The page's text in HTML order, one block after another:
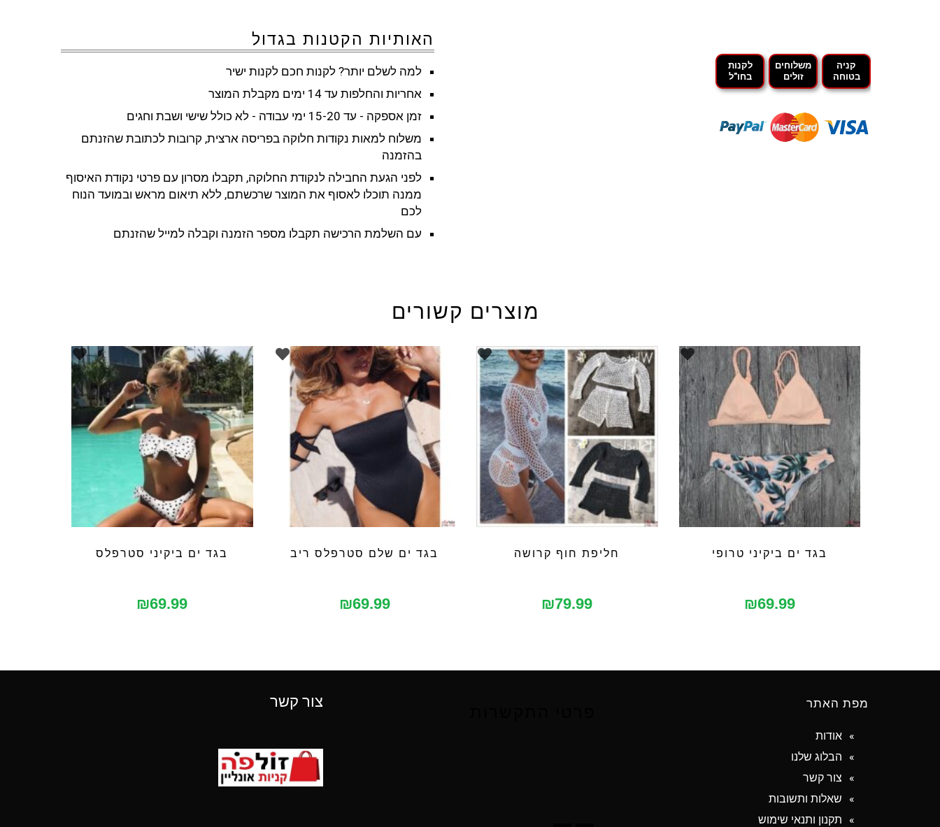
האותיות הקטנות בגדול
למה לשלם יותר? לקנות חכם לקנות ישיר
אחריות והחלפות עד 14 ימים מקבלת המוצר
זמן אספקה - עד 15-20 ימי עבודה - לא כולל שישי ושבת וחגים
משלוח למאות נקודות חלוקה בפריסה ארצית, קרובות לכתובת שהזנתם
בהזמנה
לפני הגעת החבילה לנקודת החלוקה, תקבלו מסרון עם פרטי נקודת האיסוף
ממנה תוכלו לאסוף את המוצר שרכשתם, ללא תיאום מראש ובמועד הנוח
לכם
עם השלמת הרכישה תקבלו מספר הזמנה וקבלה למייל שהזנתם
קניה
בטוחה
משלוחים
זולים
לקנות
בחו"ל
מוצרים קשורים
בגד ים ביקיני טרופי
₪69.99
חליפת חוף קרושה
₪79.99
בגד ים שלם סטרפלס ריב
₪69.99
בגד ים ביקיני סטרפלס
₪69.99
מפת האתר
אודות
הבלוג שלנו
צור קשר
שאלות ותשובות
תקנון ותנאי שימוש
צור קשר